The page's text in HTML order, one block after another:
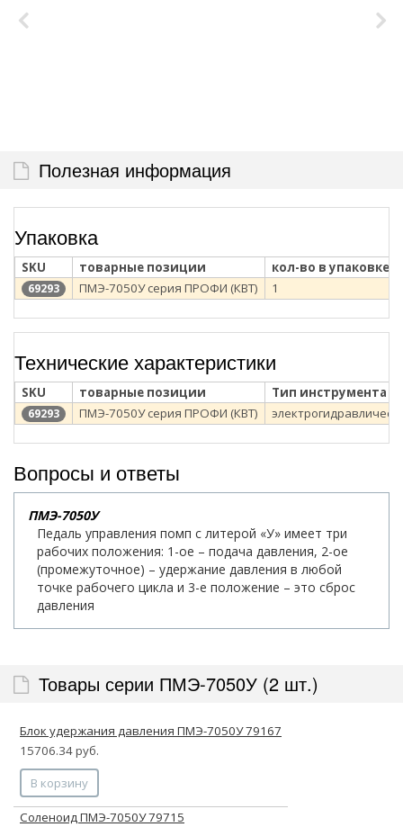
Полезная информация
Упаковка
SKU товарные позиции кол-во в упаковке
69293 ПМЭ-7050У серия ПРОФИ (КВТ) 1
Технические характеристики
SKU товарные позиции Тип инструмента
69293 ПМЭ-7050У серия ПРОФИ (КВТ)
Вопросы и ответы
ПМЭ-7050У
Педаль управления помп с литерой «У» имеет три
рабочих положения: 1-ое – подача давления, 2-ое
(промежуточное) – удержание давления в любой
точке рабочего цикла и 3-е положение – это сброс
давления
Товары серии ПМЭ-7050У (2 шт.)
Блок удержания давления ПМЭ-7050У 79167
15706.34 руб.
В корзину
Соленоид ПМЭ-7050У 79715